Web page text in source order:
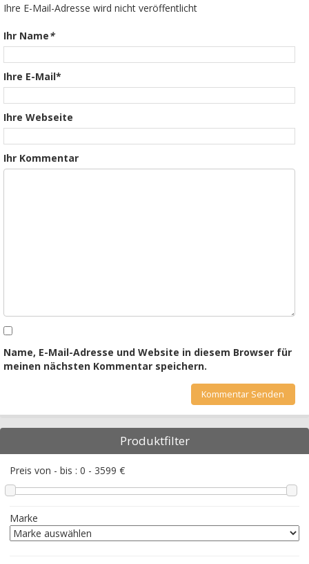
Ihre E-Mail-Adresse wird nicht veröffentlicht
Ihr Name*
Ihre E-Mail*
Ihre Webseite
Ihr Kommentar
Name, E-Mail-Adresse und Website in diesem Browser für
meinen nächsten Kommentar speichern.
Produktfilter
Preis von - bis : 0 - 3599 €
Marke